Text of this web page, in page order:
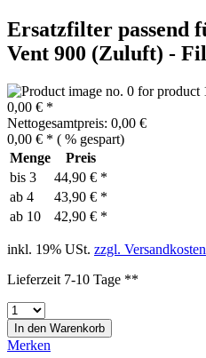
Ersatzfilter passend
Vent 900 (Zuluft) -
0,00 € *
Nettogesamtpreis: 0,00 €
0,00 € * ( % gespart)
Menge
Preis
bis 3
44,90 € *
ab 4
43,90 € *
ab 10 42,90 € *
inkl. 19% USt. zzgl. Versandkosten
Lieferzeit 7-10 Tage **
In den Warenkorb
Merken